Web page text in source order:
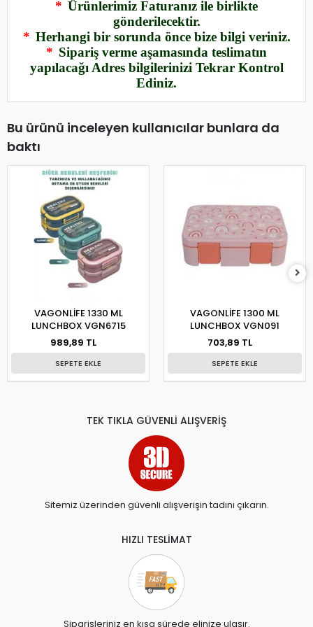
* Ürünlerimiz Faturanız ile birlikte
gönderilecektir.
* Herhangi bir sorunda önce bize bilgi veriniz.
* Sipariş verme aşamasında teslimatın
yapılacağı Adres bilgilerinizi Tekrar Kontrol
Ediniz.
Bu ürünü inceleyen kullanıcılar bunlara da
baktı
VAGONLİFE 1330 ML
LUNCHBOX VGN6715
989,89 TL
SEPETE EKLE
VAGONLİFE 1300 ML
LUNCHBOX VGN091
703,89 TL
SEPETE EKLE
TEK TIKLA GÜVENLİ ALIŞVERİŞ
Sitemiz üzerinden güvenli alışverişin tadını çıkarın.
HIZLI TESLİMAT
Siparişleriniz en kısa sürede elinize ulaşır.